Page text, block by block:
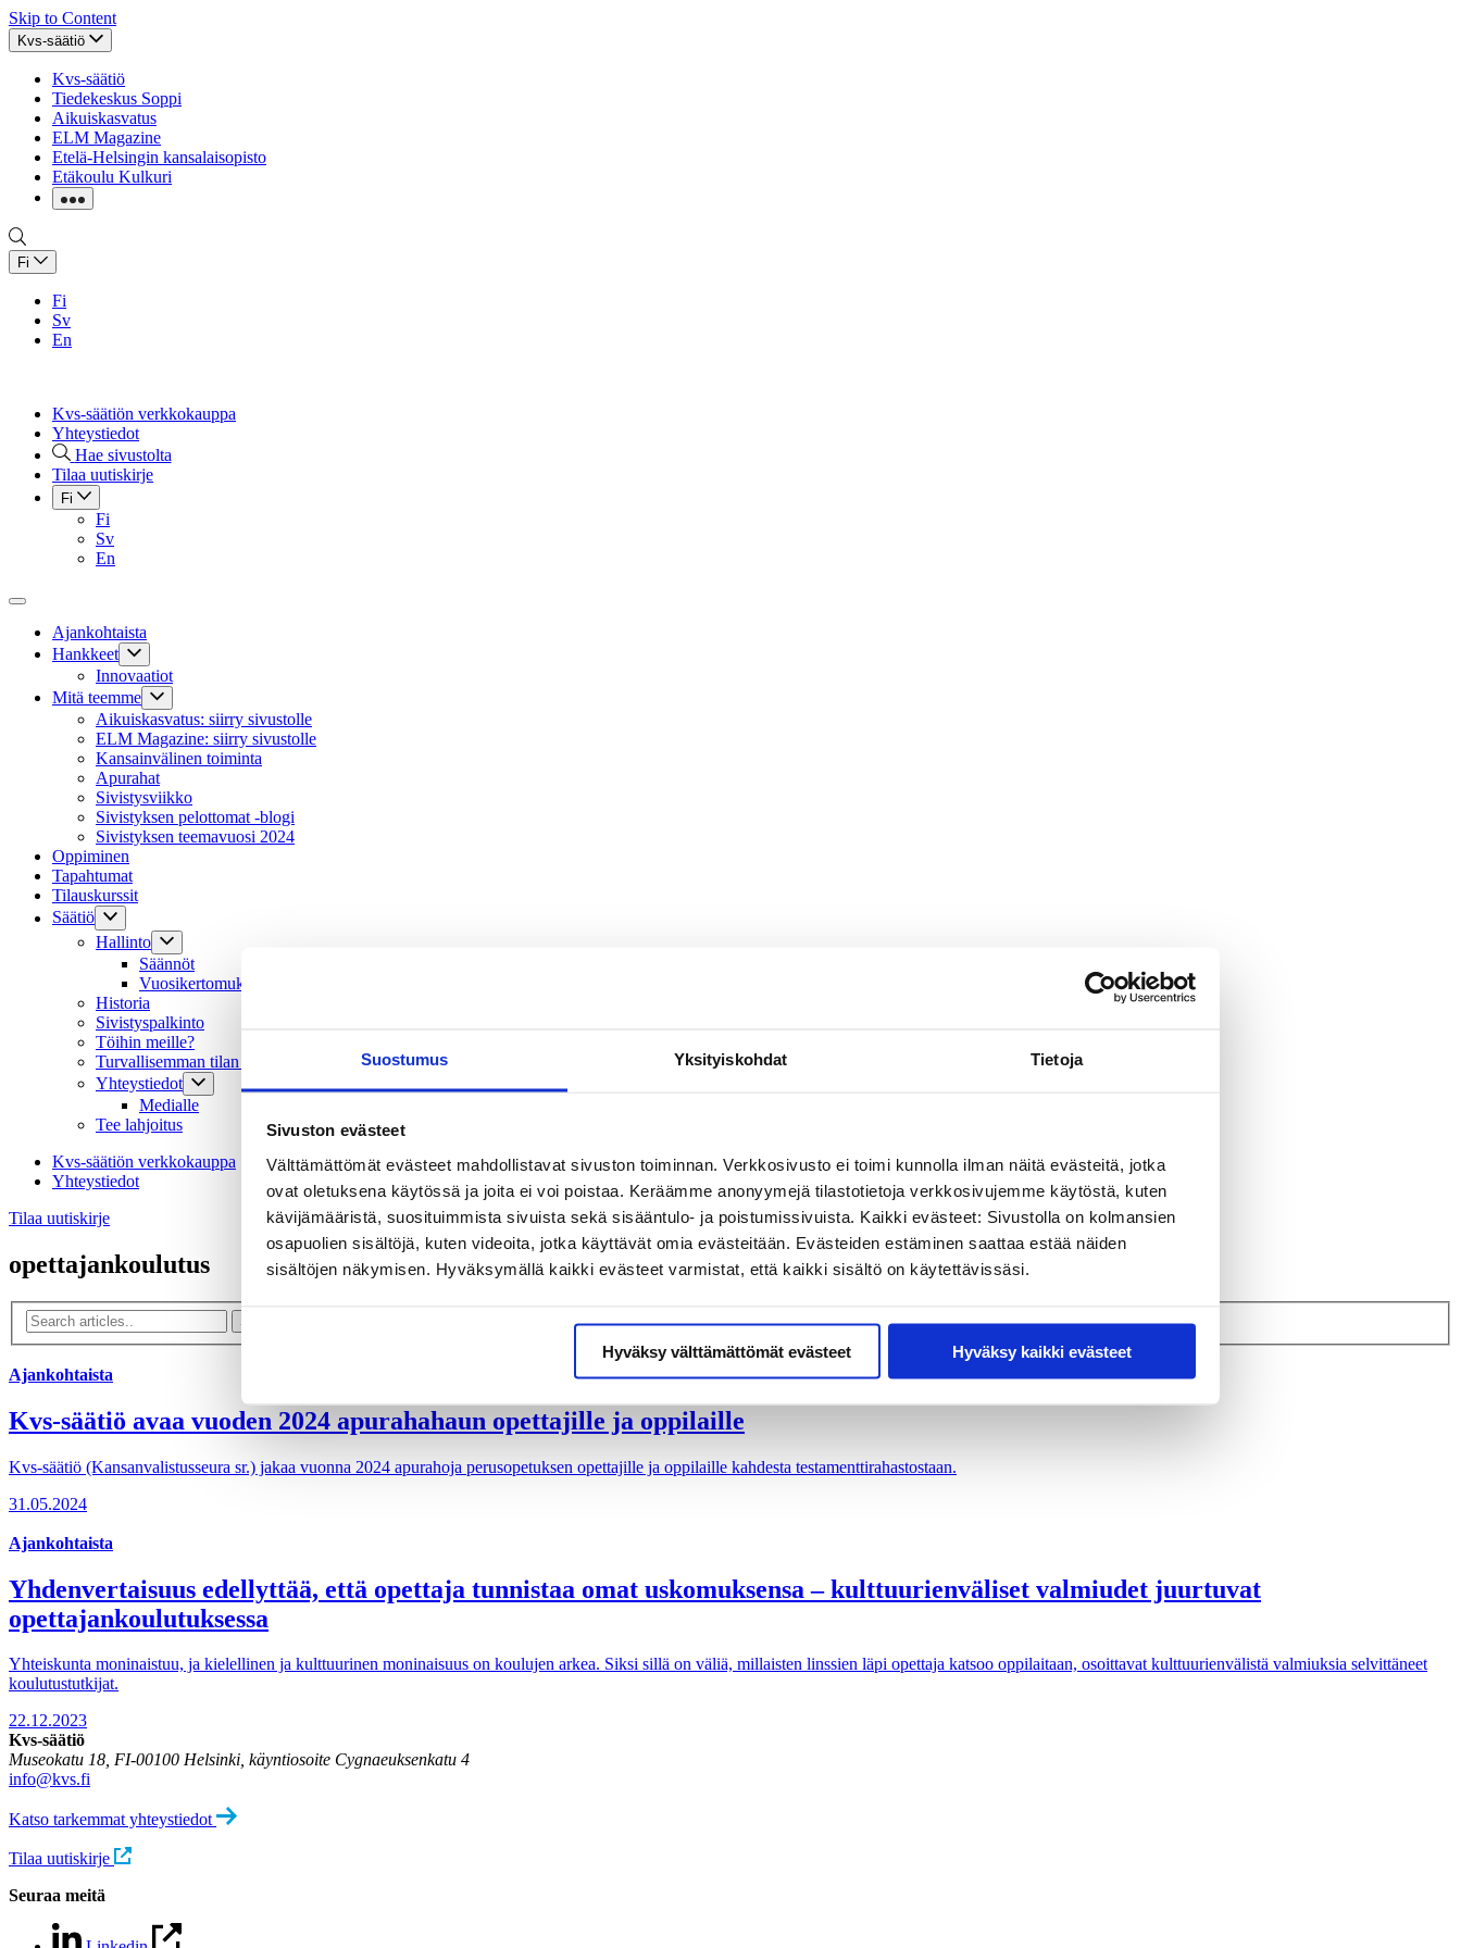
Suostumus Yksityiskohdat Tietoja
Sivuston evästeet
Välttämättömät evästeet mahdollistavat sivuston toiminnan. Verkkosivusto ei toimi kunnolla ilman näitä evästeitä, jotka
ovat oletuksena käytössä ja joita ei voi poistaa. Keräämme anonyymejä tilastotietoja verkkosivujemme käytöstä, kuten
kävijämääristä, suosituimmista sivuista sekä sisääntulo- ja poistumissivuista. Kaikki evästeet: Sivustolla on kolmansien
osapuolien sisältöjä, kuten videoita, jotka käyttävät omia evästeitään. Evästeiden estäminen saattaa estää näiden
sisältöjen näkymisen. Hyväksymällä kaikki evästeet varmistat, että kaikki sisältö on käytettävissäsi.
Hyväksy välttämättömät evästeet Hyväksy kaikki evästeet
Skip to Content
Kvs-säätiö
Kvs-säätiö
Tiedekeskus Soppi
Aikuiskasvatus
ELM Magazine
Etelä-Helsingin kansalaisopisto
Etäkoulu Kulkuri
Fi
Fi
Sv
En
Kvs-säätiön verkkokauppa
Yhteystiedot
Hae sivustolta
Tilaa uutiskirje
Fi
Fi
Sv
En
Ajankohtaista
Hankkeet
Innovaatiot
Mitä teemme
Aikuiskasvatus: siirry sivustolle
ELM Magazine: siirry sivustolle
Kansainvälinen toiminta
Apurahat
Sivistysviikko
Sivistyksen pelottomat -blogi
Sivistyksen teemavuosi 2024
Oppiminen
Tapahtumat
Tilauskurssit
Säätiö
Hallinto
Säännöt
Vuosikertomukset
Historia
Sivistyspalkinto
Töihin meille?
Turvallisemman tilan periaatteet
Yhteystiedot
Medialle
Tee lahjoitus
Kvs-säätiön verkkokauppa
Yhteystiedot
Tilaa uutiskirje
opettajankoulutus
Ajankohtaista
Kvs-säätiö avaa vuoden 2024 apurahahaun opettajille ja oppilaille
Kvs-säätiö (Kansanvalistusseura sr.) jakaa vuonna 2024 apurahoja perusopetuksen opettajille ja oppilaille kahdesta testamenttirahastostaan.
31.05.2024
Ajankohtaista
Yhdenvertaisuus edellyttää, että opettaja tunnistaa omat uskomuksensa – kulttuurienväliset valmiudet juurtuvat
opettajankoulutuksessa
Yhteiskunta moninaistuu, ja kielellinen ja kulttuurinen moninaisuus on koulujen arkea. Siksi sillä on väliä, millaisten linssien läpi opettaja katsoo oppilaitaan, osoittavat kulttuurienvälistä valmiuksia selvittäneet
koulutustutkijat.
22.12.2023
Kvs-säätiö
Museokatu 18, FI-00100 Helsinki, käyntiosoite Cygnaeuksenkatu 4
info@kvs.fi
Katso tarkemmat yhteystiedot
Tilaa uutiskirje
Seuraa meitä